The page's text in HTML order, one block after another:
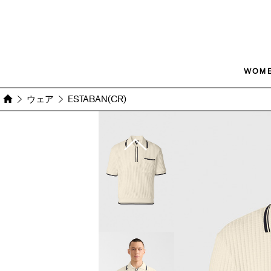
ウェア ESTABAN(CR)